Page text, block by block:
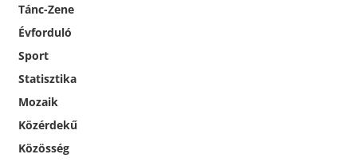
Tánc-Zene
Évforduló
Sport
Statisztika
Mozaik
Közérdekű
Közösség